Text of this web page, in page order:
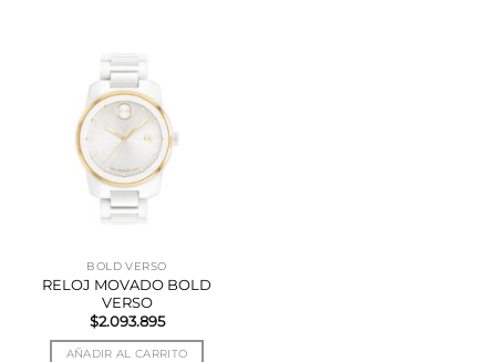
BOLD VERSO
RELOJ MOVADO BOLD
VERSO
$2.093.895
AÑADIR AL CARRITO